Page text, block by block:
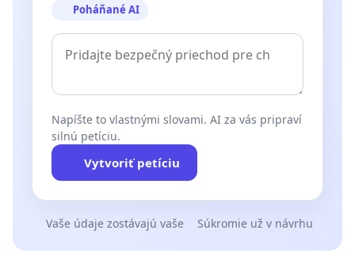
Poháňané AI
Napíšte to vlastnými slovami. AI za vás pripraví
silnú petíciu.
Vytvoriť petíciu
Vaše údaje zostávajú vaše Súkromie už v návrhu